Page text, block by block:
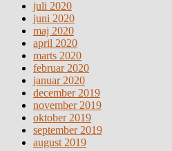
juli 2020
juni 2020
maj 2020
april 2020
marts 2020
februar 2020
januar 2020
december 2019
november 2019
oktober 2019
september 2019
august 2019